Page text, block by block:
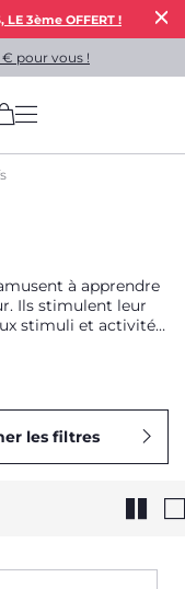
LE 3ème OFFERT !
pour vous !
(has more options
à apprendre
Ils stimulent leur
stimuli et activités
Grâce
les filtres